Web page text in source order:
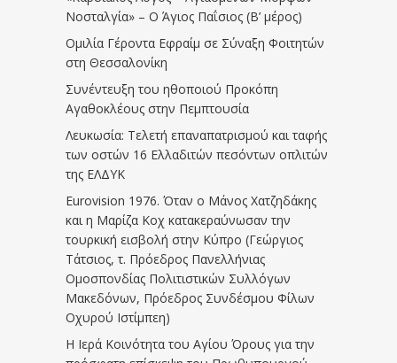
Νοσταλγία» – Ο Άγιος Παΐσιος (Β’ μέρος)
Ομιλία Γέροντα Εφραίμ σε Σύναξη Φοιτητών
στη Θεσσαλονίκη
Συνέντευξη του ηθοποιού Προκόπη
Αγαθοκλέους στην Πεμπτουσία
Λευκωσία: Τελετή επαναπατρισμού και ταφής
των οστών 16 Ελλαδιτών πεσόντων οπλιτών
της ΕΛΔΥΚ
Eurovision 1976. Όταν ο Μάνος Χατζηδάκης
και η Μαρίζα Κοχ κατακεραύνωσαν την
τουρκική εισβολή στην Κύπρο (Γεώργιος
Τάτσιος, τ. Πρόεδρος Πανελλήνιας
Ομοσπονδίας Πολιτιστικών Συλλόγων
Μακεδόνων, Πρόεδρος Συνδέσμου Φίλων
Οχυρού Ιστίμπεη)
Η Ιερά Κοινότητα του Αγίου Όρους για την